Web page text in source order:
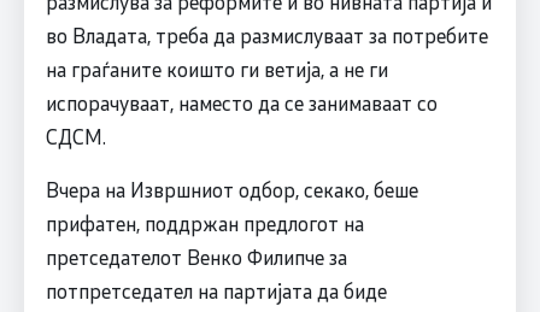
во Владата, треба да размислуваат за потребите
на граѓаните коишто ги ветија, а не ги
испорачуваат, наместо да се занимаваат со
СДСМ.
Вчера на Извршниот одбор, секако, беше
прифатен, поддржан предлогот на
претседателот Венко Филипче за
потпретседател на партијата да биде